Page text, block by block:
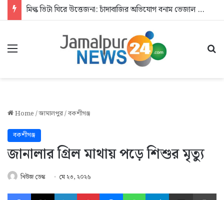
মিল্ক ভিটা ঘিরে উত্তেজনা: চাঁদাবাজির অভিযোগ বনাম ভেজাল দুধের জিডি
Menu
Home/জামালপুর/বকশীগঞ্জ
বকশীগঞ্জ
জানালার গ্রিল মাথায় পড়ে শিশুর মৃত্যু
নিউজ ডেস্ক মে ২৩, ২০২৬
Facebook
X LinkedInPinterestMessengerWhatsAppTelegramShare via Email